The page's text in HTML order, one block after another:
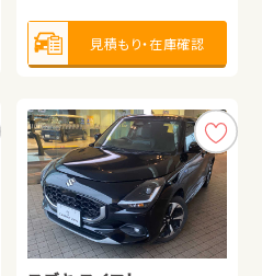
見積もり・在庫確認
見積もり・在庫確認
見積もり・在庫確認